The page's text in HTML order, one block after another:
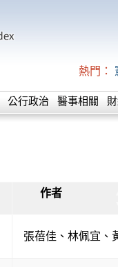
熱門：
公行政治 醫事相關
作者
張蓓佳 、 林佩宜 、